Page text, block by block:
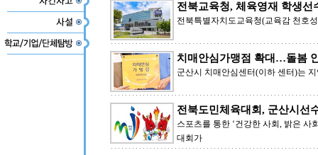
전북교육청, 체육영재 학생선
전북특별자치도교육청(교육감 천호
치매안심가맹점 확대…돌봄
군산시 치매안심센터(이하 센터)는
전북도민체육대회, 군산시선
스포츠를 통한 ‘건강한 사회, 밝은 사
대회가